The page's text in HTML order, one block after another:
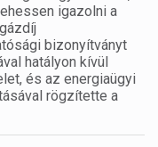
igazolni a
bizonyítványt
hatályon kívül
és az energiaügyi
rögzítette a